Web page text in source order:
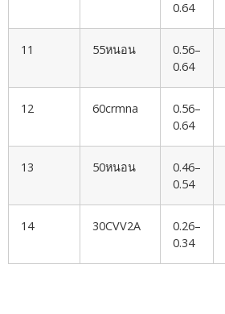
0.64
11 55หนอน
0.56–
0.64
12 60crmna
0.56–
0.64
13 50หนอน
0.46–
0.54
14 30CVV2A
0.26–
0.34